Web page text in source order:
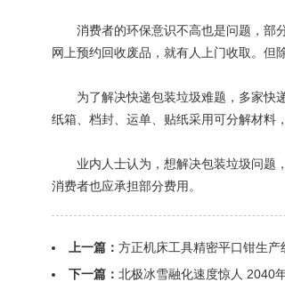
消费者的环保意识不高也是问题，部分
网上预约回收废品，就有人上门收取。但
为了解决快递包装垃圾难题，多家快递
纸箱、档封、运单、贴纸采用可分解材料
业内人士认为，想解决包装垃圾问题，
消费者也应承担部分费用。
上一篇： 方正机床工具精密平口钳生产
下一篇： 北极冰雪融化速度惊人 2040